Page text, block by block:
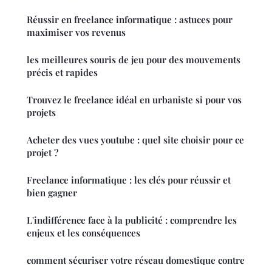
Réussir en freelance informatique : astuces pour
maximiser vos revenus
les meilleures souris de jeu pour des mouvements
précis et rapides
Trouvez le freelance idéal en urbaniste si pour vos
projets
Acheter des vues youtube : quel site choisir pour ce
projet ?
Freelance informatique : les clés pour réussir et
bien gagner
L'indifférence face à la publicité : comprendre les
enjeux et les conséquences
comment sécuriser votre réseau domestique contre